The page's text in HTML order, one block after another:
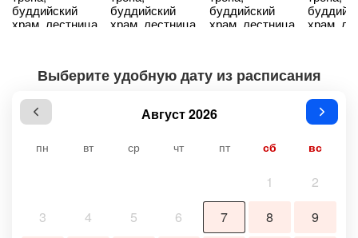
Выберите удобную дату из расписания
Август 2026
пн вт ср чт пт сб вс
1
2
3
4 5 6 7 8
9